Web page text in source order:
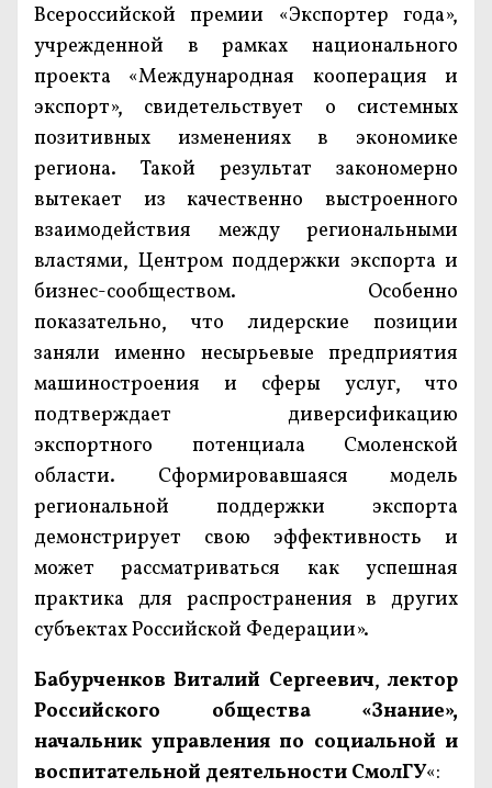
Всероссийской премии «Экспортер года»,
учрежденной в рамках национального
проекта «Международная кооперация и
экспорт», свидетельствует о системных
позитивных изменениях в экономике
региона. Такой результат закономерно
вытекает из качественно выстроенного
взаимодействия между региональными
властями, Центром поддержки экспорта и
бизнес-сообществом. Особенно
показательно, что лидерские позиции
заняли именно несырьевые предприятия
машиностроения и сферы услуг, что
подтверждает диверсификацию
экспортного потенциала Смоленской
области. Сформировавшаяся модель
региональной поддержки экспорта
демонстрирует свою эффективность и
может рассматриваться как успешная
практика для распространения в других
субъектах Российской Федерации».
Бабурченков Виталий Сергеевич,лектор
Российского общества «Знание»,
начальник управления по социальной и
воспитательной деятельности СмолГУ«: